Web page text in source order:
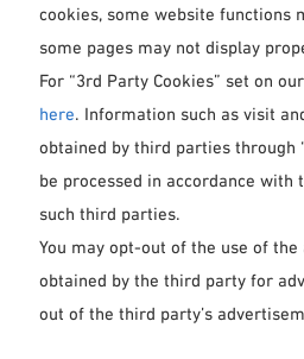
cookies, some website functions
some pages may not display
For “3rd Party Cookies” set on
here. Information such as visit
obtained by third parties through
be processed in accordance with
such third parties.
You may opt-out of the use of
obtained by the third party for
out of the third party’s